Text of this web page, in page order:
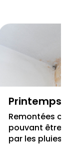
Printemps
Remontées
pouvant être
par les pluies